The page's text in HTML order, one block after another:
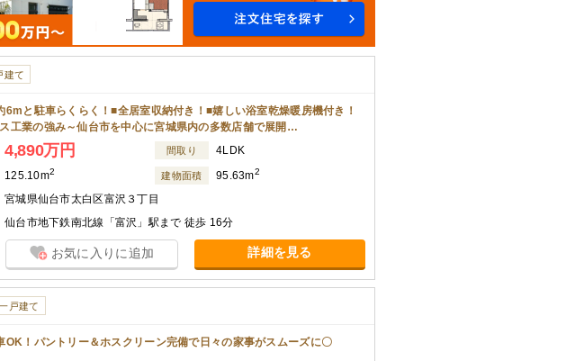
建て
6mと駐車らくらく！■全居室収納付き！■嬉しい浴室乾燥暖房機付き！
工業の強み～仙台市を中心に宮城県内の多数店舗で展開…
4,890万円 間取り 4LDK
125.10m2 建物面積 95.63m2
宮城県仙台市太白区富沢３丁目
仙台市地下鉄南北線「富沢」駅まで 徒歩 16分
お気に入りに追加 詳細を見る
戸建て
OK！パントリー＆ホスクリーン完備で日々の家事がスムーズに〇